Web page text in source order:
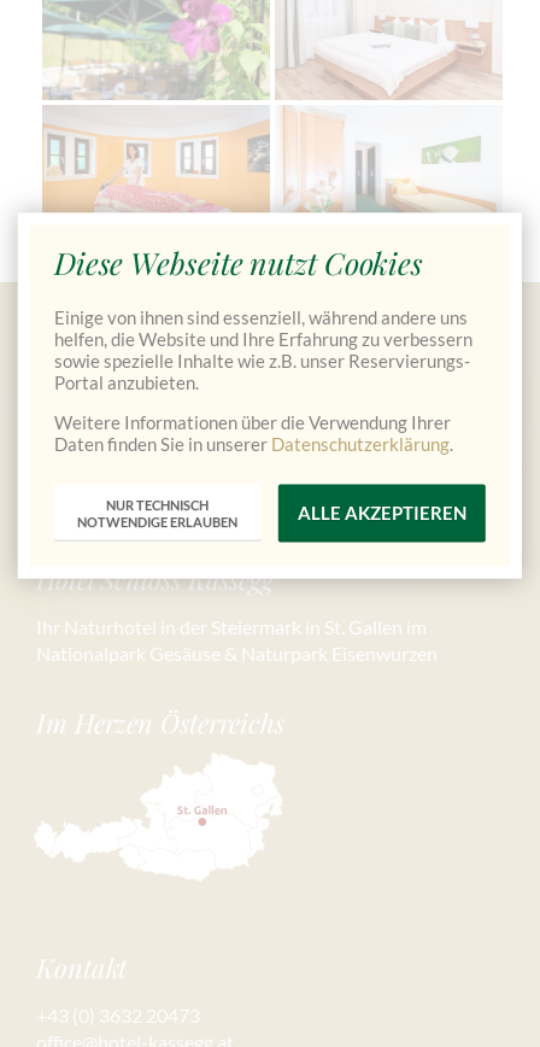
Gutscheine bestellen
Hotel Schloss Kassegg
Ihr Naturhotel in der Steiermark in St. Gallen im
Nationalpark Gesäuse & Naturpark Eisenwurzen
Im Herzen Österreichs
Kontakt
+43 (0) 3632 20473
office@hotel-kassegg.at
Diese Webseite nutzt Cookies
Einige von ihnen sind essenziell, während andere uns
helfen, die Website und Ihre Erfahrung zu verbessern
sowie spezielle Inhalte wie z.B. unser Reservierungs-
Portal anzubieten.
Weitere Informationen über die Verwendung Ihrer
Daten finden Sie in unserer Datenschutzerklärung.
NUR TECHNISCH
NOTWENDIGE ERLAUBEN
ALLE AKZEPTIEREN